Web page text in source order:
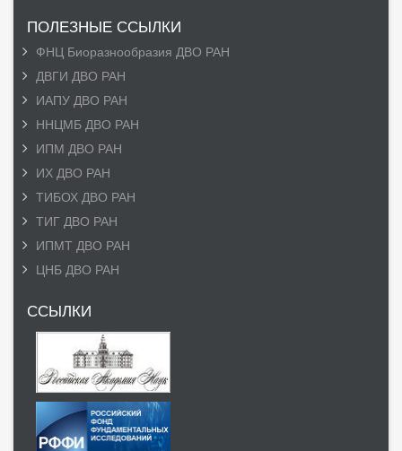
ПОЛЕЗНЫЕ ССЫЛКИ
ФНЦ Биоразнообразия ДВО РАН
ДВГИ ДВО РАН
ИАПУ ДВО РАН
ННЦМБ ДВО РАН
ИПМ ДВО РАН
ИХ ДВО РАН
ТИБОХ ДВО РАН
ТИГ ДВО РАН
ИПМТ ДВО РАН
ЦНБ ДВО РАН
ССЫЛКИ